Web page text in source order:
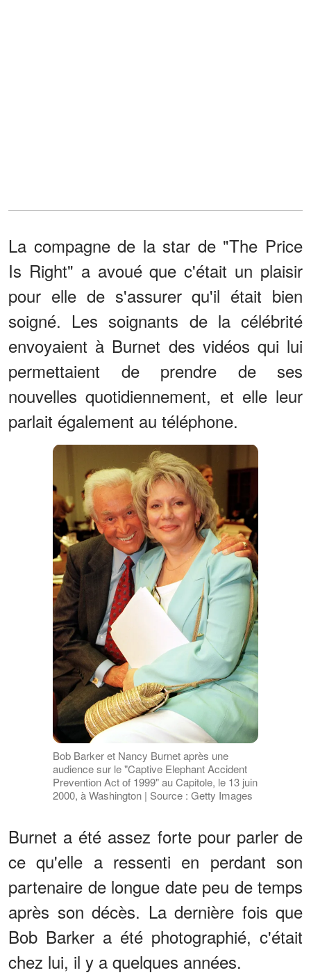
La compagne de la star de "The Price
Is Right" a avoué que c'était un plaisir
pour elle de s'assurer qu'il était bien
soigné. Les soignants de la célébrité
envoyaient à Burnet des vidéos qui lui
permettaient de prendre de ses
nouvelles quotidiennement, et elle leur
parlait également au téléphone.
Bob Barker et Nancy Burnet après une
audience sur le "Captive Elephant Accident
Prevention Act of 1999" au Capitole, le 13 juin
2000, à Washington | Source : Getty Images
Burnet a été assez forte pour parler de
ce qu'elle a ressenti en perdant son
partenaire de longue date peu de temps
après son décès. La dernière fois que
Bob Barker a été photographié, c'était
chez lui, il y a quelques années.